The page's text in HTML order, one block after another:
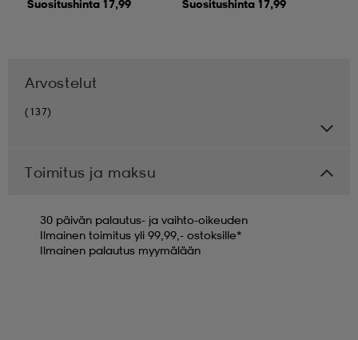
Suositushinta 17,99 Suositushinta 17,99
Arvostelut
(137)
Toimitus ja maksu
30 päivän palautus- ja vaihto-oikeuden
Ilmainen toimitus yli 99,99,- ostoksille*
Ilmainen palautus myymälään